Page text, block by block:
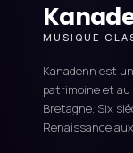
MUSIQUE
Kanadenn est
patrimoine et
Bretagne. Six
Renaissance